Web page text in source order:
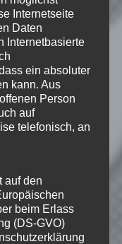
Internetseite
Daten
Internetbasierte
ein absoluter
kann. Aus
Person
auf
telefonisch, an
auf den
beim Erlass
(DS-GVO)